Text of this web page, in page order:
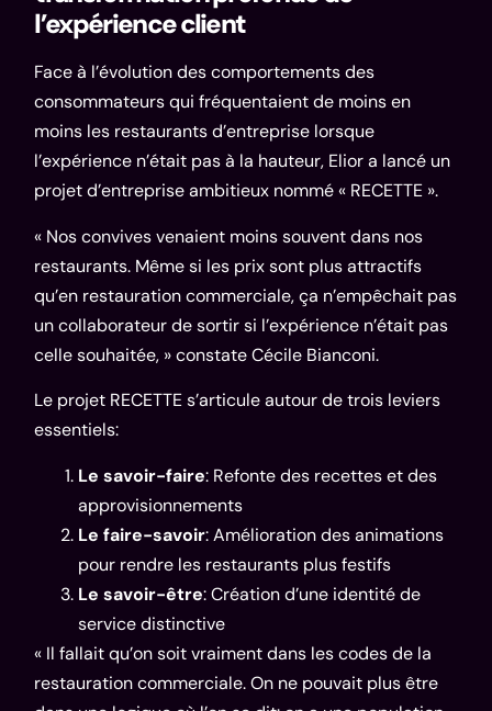
l’expérience client
Face à l’évolution des comportements des
consommateurs qui fréquentaient de moins en
moins les restaurants d’entreprise lorsque
l’expérience n’était pas à la hauteur, Elior a lancé un
projet d’entreprise ambitieux nommé « RECETTE ».
« Nos convives venaient moins souvent dans nos
restaurants. Même si les prix sont plus attractifs
qu’en restauration commerciale, ça n’empêchait pas
un collaborateur de sortir si l’expérience n’était pas
celle souhaitée, » constate Cécile Bianconi.
Le projet RECETTE s’articule autour de trois leviers
essentiels:
Le savoir-faire: Refonte des recettes et des
approvisionnements
Le faire-savoir: Amélioration des animations
pour rendre les restaurants plus festifs
Le savoir-être: Création d’une identité de
service distinctive
« Il fallait qu’on soit vraiment dans les codes de la
restauration commerciale. On ne pouvait plus être